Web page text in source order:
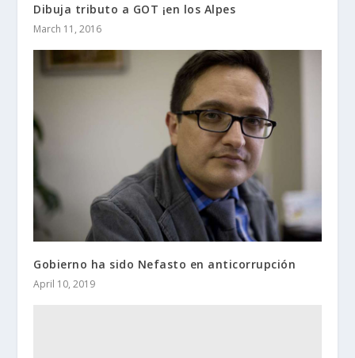
Dibuja tributo a GOT ¡en los Alpes
March 11, 2016
Gobierno ha sido Nefasto en anticorrupción
April 10, 2019